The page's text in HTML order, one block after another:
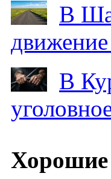
В
движение
В
Хорошие